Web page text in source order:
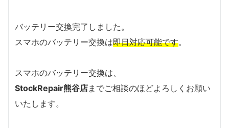
バッテリー交換完了しました。
スマホのバッテリー交換は即日対応可能です。
スマホのバッテリー交換は、
StockRepair熊谷店までご相談のほどよろしくお願い
いたします。